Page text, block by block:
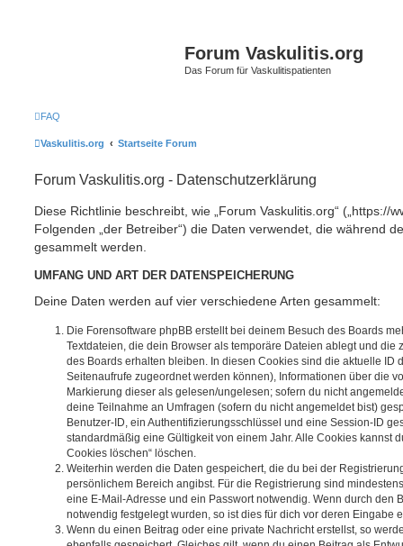
Forum Vaskulitis.org
Das Forum für Vaskulitispatienten
FAQ
Vaskulitis.org Startseite Forum
Forum Vaskulitis.org - Datenschutzerklärung
Diese Richtlinie beschreibt, wie „Forum Vaskulitis.org“ („https://
Folgenden „der Betreiber“) die Daten verwendet, die während
gesammelt werden.
UMFANG UND ART DER DATENSPEICHERUNG
Deine Daten werden auf vier verschiedene Arten gesammelt:
Die Forensoftware phpBB erstellt bei deinem Besuch des Boards
Textdateien, die dein Browser als temporäre Dateien ablegt und die
des Boards erhalten bleiben. In diesen Cookies sind die aktuelle ID
Seitenaufrufe zugeordnet werden können), Informationen über die
Markierung dieser als gelesen/ungelesen; sofern du nicht
deine Teilnahme an Umfragen (sofern du nicht angemeldet bist)
Benutzer-ID, ein Authentifizierungsschlüssel und eine Session-ID
standardmäßig eine Gültigkeit von einem Jahr. Alle Cookies kannst
Cookies löschen“ löschen.
Weiterhin werden die Daten gespeichert, die du bei der
persönlichem Bereich angibst. Für die Registrierung sind
eine E-Mail-Adresse und ein Passwort notwendig. Wenn durch den
notwendig festgelegt wurden, so ist dies für dich vor deren Eingabe
Wenn du einen Beitrag oder eine private Nachricht erstellst, so